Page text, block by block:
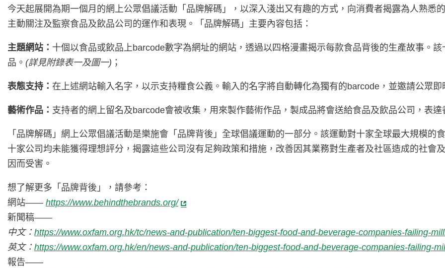
今天起展開為期一個月的網上公眾倡議活動「品牌解碼」，以深入淺出又有趣的方式，向消費者揭露為人熟悉
主動關注及監察食品及飲品公司的運作和表現。「品牌解碼」主要內容包括：
主題網站： 十個以食品或飲品上barcode數字為網址的網站，透過以四格漫畫揭示每款食品背後的生產故事。
品。 (詳見附錄表一及圖一) ；
表態支持： 在上述網站輸入名字，以示支持糧食公義。輸入的名字將自動轉化為獨有的barcode，並邀請公眾
藝術作品： 支持者的網上留名及barcode會被收集，用來製作藝術作品，製成品將會送給食品及飲品公司，表
「品牌解碼」網上公眾倡議活動是樂施會「品牌背後」全球倡議運動的一部分。該運動對十家全球最大規模
十家公司均未能獲得理想評分，揭露這些公司沒有足夠政策和措施，改善因其業務對生產者及社區造成的社會
因而受害。
想了解更多「品牌背後」，請參考：
網站—— https://www.behindthebrands.org/
新聞稿——
中文： https://www.oxfam.org.hk/tc/news-and-publication/ten-biggest-food-and-beverage-companies-failing-
英文： https://www.oxfam.org.hk/en/news-and-publication/ten-biggest-food-and-beverage-companies-failing-
報告——